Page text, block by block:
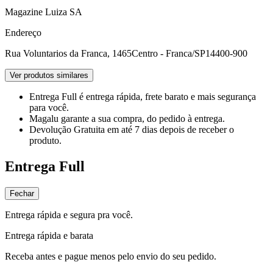
Magazine Luiza SA
Endereço
Rua Voluntarios da Franca, 1465Centro - Franca/SP14400-900
Ver produtos similares
Entrega Full é entrega rápida, frete barato e mais segurança
para você.
Magalu garante a sua compra, do pedido à entrega.
Devolução Gratuita em até 7 dias depois de receber o
produto.
Entrega Full
Fechar
Entrega rápida e segura pra você.
Entrega rápida e barata
Receba antes e pague menos pelo envio do seu pedido.